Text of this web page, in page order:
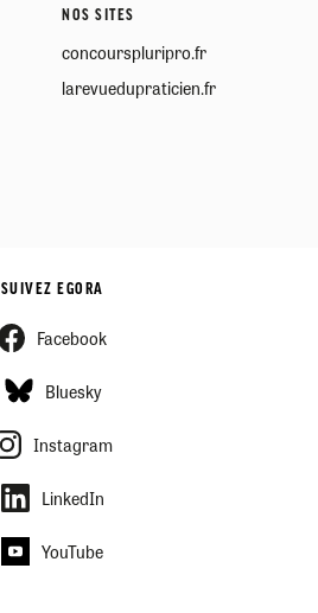
NOS SITES
concourspluripro.fr
larevuedupraticien.fr
SUIVEZ EGORA
Facebook
Bluesky
Instagram
LinkedIn
YouTube